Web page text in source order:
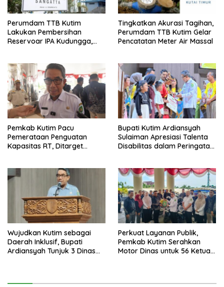
Perumdam TTB Kutim
Lakukan Pembersihan
Reservoar IPA Kudungga,
Tingkatkan Akurasi Tagihan,
Perumdam TTB Kutim Gelar
Pencatatan Meter Air Massal
Pemkab Kutim Pacu
Pemerataan Penguatan
Kapasitas RT, Ditarget
Bupati Kutim Ardiansyah
Sulaiman Apresiasi Talenta
Disabilitas dalam Peringatan
Wujudkan Kutim sebagai
Daerah Inklusif, Bupati
Ardiansyah Tunjuk 3 Dinas
Perkuat Layanan Publik,
Pemkab Kutim Serahkan
Motor Dinas untuk 56 Ketua